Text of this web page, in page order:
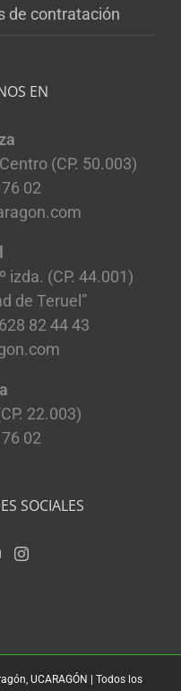
de contratación
EN
(CP. 50.003)
02
izda. (CP. 44.001)
de Teruel”
82 44 43
22.003)
02
SOCIALES
UCARAGÓN | Todos los